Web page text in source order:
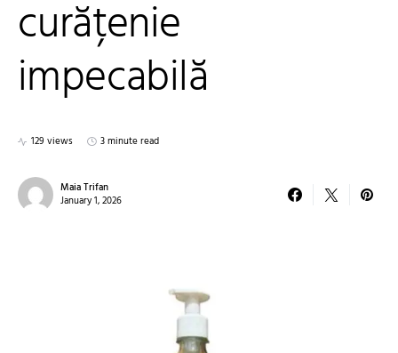
curățenie
impecabilă
129 views 3 minute read
Maia Trifan
January 1, 2026